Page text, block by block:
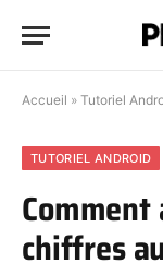
Accueil » Tutoriel
TUTORIEL ANDROID
chiffres